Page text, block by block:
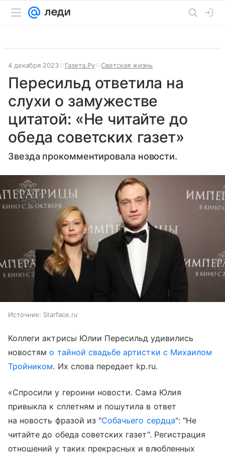
4 декабря 2023 Газета.Ру Светская жизнь
Пересильд ответила на
слухи о замужестве
цитатой: «Не читайте до
обеда советских газет»
Звезда прокомментировала новости.
Источник: Starface.ru
Коллеги актрисы Юлии Пересильд удивились
новостямо тайной свадьбе артистки с Михаилом
Тройником. Их слова передает kp.ru.
«Спросили у героини новости. Сама Юлия
привыкла к сплетням и пошутила в ответ
на новость фразой из "Собачьего сердца": "Не
читайте до обеда советских газет". Регистрация
отношений у таких прекрасных и влюбленных